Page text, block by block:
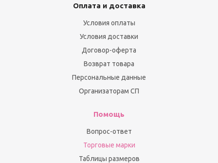
Оплата и доставка
Условия оплаты
Условия доставки
Договор-оферта
Возврат товара
Персональные данные
Организаторам СП
Помощь
Вопрос-ответ
Торговые марки
Таблицы размеров